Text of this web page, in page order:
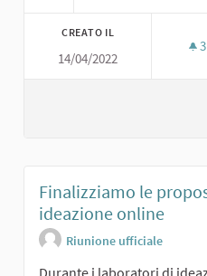
CREATO IL
14/04/2022
3
Finalizziamo le
ideazione online
Riunione ufficiale
Durante i laboratori di